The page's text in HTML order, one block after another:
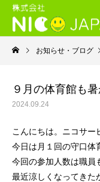
お知らせ・ブログ
９月の体育館も
2024.09.24
こんにちは。ニコサー
今日は月１回の守口体
今回の参加人数は職員
最近涼しくなってきた